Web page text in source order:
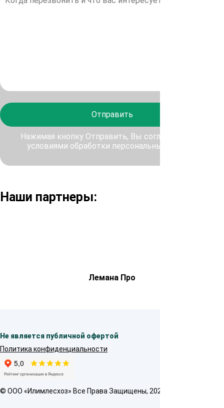
Отправить
Нажимая кнопку Отправить, Вы соглашаетесь с
условиями обработки персональных данных
Наши партнеры:
Лемана Про
Не является публичной офертой
Политика конфиденциальности
© OOO «Илимлесхоз» Все Права Защищены, 2026